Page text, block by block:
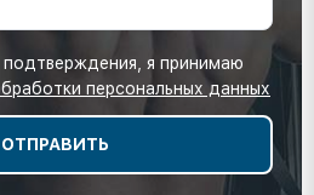
я принимаю
персональных данных